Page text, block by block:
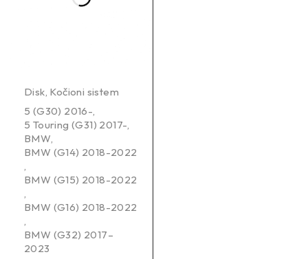
Disk Kočioni sistem
5 (G30) 2016-
5 Touring (G31) 2017-
BMW
BMW (G14) 2018-2022
BMW (G15) 2018-2022
BMW (G16) 2018-2022
BMW (G32) 2017–
2023